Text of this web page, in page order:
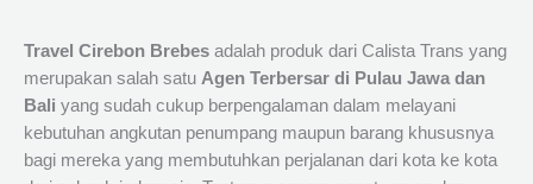
Travel Cirebon Brebes adalah produk dari Calista Trans yang
merupakan salah satu Agen Terbersar di Pulau Jawa dan
Bali yang sudah cukup berpengalaman dalam melayani
kebutuhan angkutan penumpang maupun barang khususnya
bagi mereka yang membutuhkan perjalanan dari kota ke kota